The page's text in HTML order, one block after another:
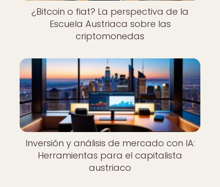
¿Bitcoin o fiat? La perspectiva de la
Escuela Austriaca sobre las
criptomonedas
Inversión y análisis de mercado con IA:
Herramientas para el capitalista
austriaco